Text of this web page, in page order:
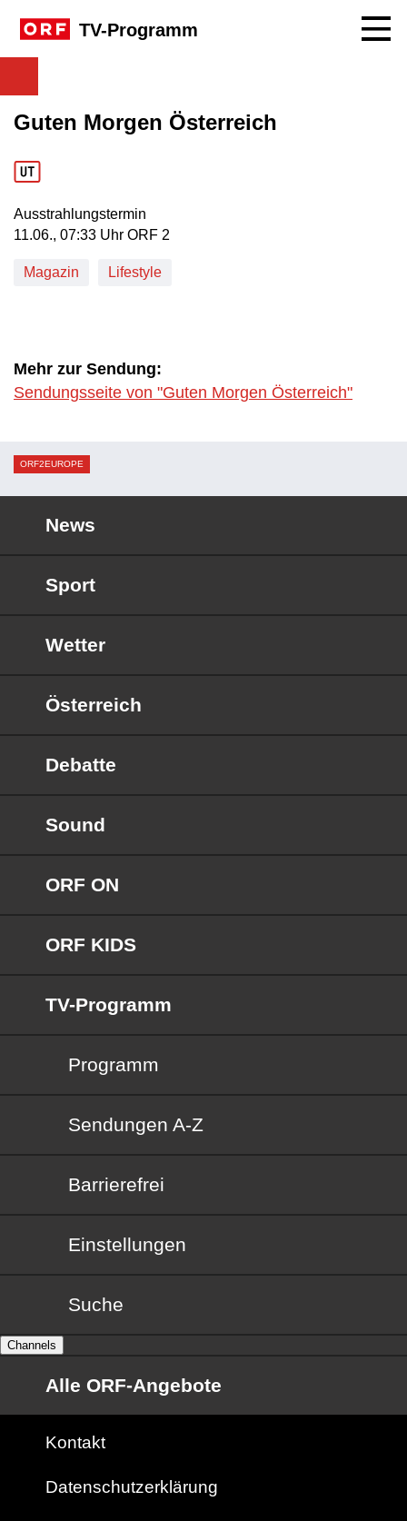
TV-Programm
Guten Morgen Österreich
Ausstrahlungstermin
11. Juni, 07:33 Uhr in ORF 2
11.06., 07:33 Uhr ORF 2
Magazin Lifestyle
Mehr zur Sendung:
Sendungsseite von "Guten Morgen Österreich"
ORF2EUROPE
News
Sport
Wetter
Österreich
Debatte
Sound
ORF ON
ORF KIDS
TV-Programm
Programm
Sendungen von A bis Z
Sendungen A-Z
Barrierefrei
Barrierefrei
Einstellungen
Suche
Channels
Alle ORF-Angebote
Kontakt
Datenschutzerklärung